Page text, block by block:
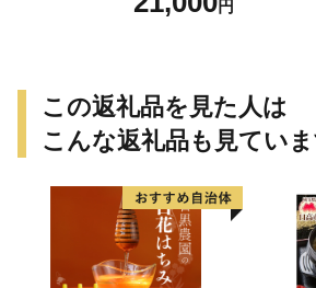
円
この返礼品を見た人は
こんな返礼品も見てい